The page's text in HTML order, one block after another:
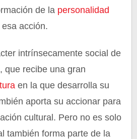
de la personalidad
acción.
intrínsecamente social de
que recibe una gran
en la que desarrolla su
aporta su accionar para
cultural. Pero no es solo
también forma parte de la